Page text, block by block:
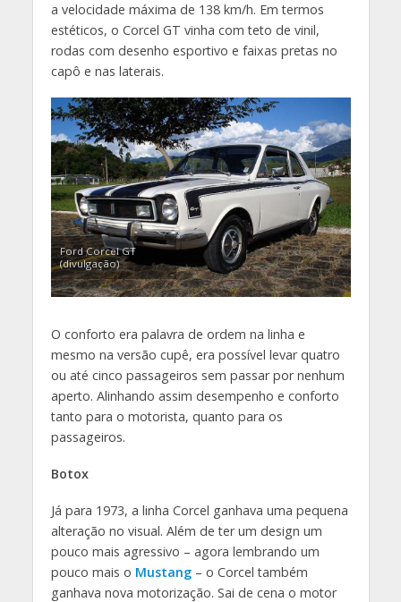
a velocidade máxima de 138 km/h. Em termos
estéticos, o Corcel GT vinha com teto de vinil,
rodas com desenho esportivo e faixas pretas no
capô e nas laterais.
Ford Corcel GT
(divulgação)
O conforto era palavra de ordem na linha e
mesmo na versão cupê, era possível levar quatro
ou até cinco passageiros sem passar por nenhum
aperto. Alinhando assim desempenho e conforto
tanto para o motorista, quanto para os
passageiros.
Botox
Já para 1973, a linha Corcel ganhava uma pequena
alteração no visual. Além de ter um design um
pouco mais agressivo – agora lembrando um
pouco mais o Mustang– o Corcel também
ganhava nova motorização. Sai de cena o motor